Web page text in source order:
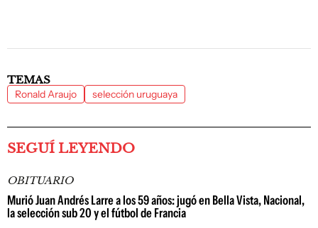
TEMAS
Ronald Araujo selección uruguaya
SEGUÍ LEYENDO
OBITUARIO
Murió Juan Andrés Larre a los 59 años: jugó en Bella Vista, Nacional,
la selección sub 20 y el fútbol de Francia